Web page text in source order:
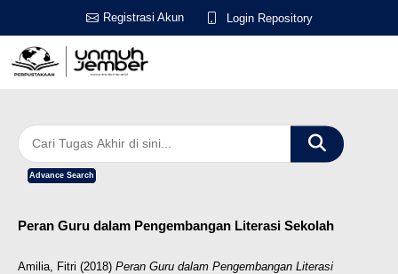
Registrasi Akun Login Repository
Advance Search
Peran Guru dalam Pengembangan Literasi Sekolah
Amilia, Fitri (2018) Peran Guru dalam Pengembangan Literasi